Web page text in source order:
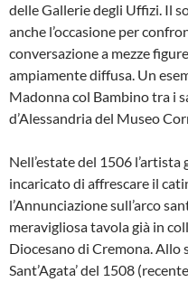
delle Gallerie degli Uffizi. Il
anche l’occasione per
conversazione a mezze
ampiamente diffusa. Un
Madonna col Bambino tra i
d’Alessandria del Museo
Nell’estate del 1506
incaricato di affrescare il
l’Annunciazione sull’arco
meravigliosa tavola già in
Diocesano di Cremona. Allo
Sant’Agata’ del 1508